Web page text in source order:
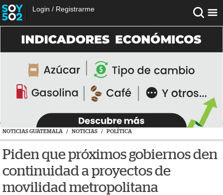
Login / Registrarme
NOTICIAS GUATEMALA / NOTICIAS / POLÍTICA
Piden que próximos gobiernos den
continuidad a proyectos de
movilidad metropolitana